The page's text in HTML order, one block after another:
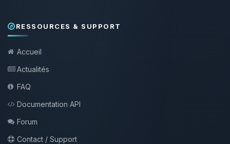
RESSOURCES & SUPPORT
Accueil
Actualités
FAQ
Documentation API
Forum
Contact / Support